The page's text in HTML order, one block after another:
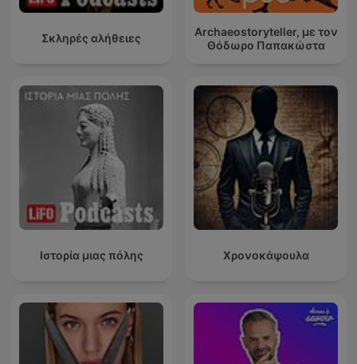
Σκληρές αλήθειες
Archaeostoryteller, με τον
Θόδωρο Παπακώστα
Ιστορία μιας πόλης Χρονοκάψουλα